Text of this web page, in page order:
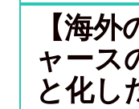
【海
ャース
と化し